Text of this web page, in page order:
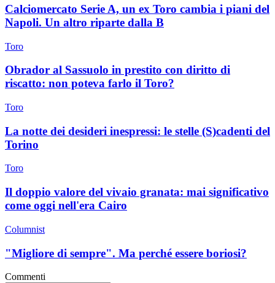
Calciomercato Serie A, un ex Toro cambia i piani del
Napoli. Un altro riparte dalla B
Toro
Obrador al Sassuolo in prestito con diritto di
riscatto: non poteva farlo il Toro?
Toro
La notte dei desideri inespressi: le stelle (S)cadenti del
Torino
Toro
Il doppio valore del vivaio granata: mai significativo
come oggi nell'era Cairo
Columnist
"Migliore di sempre". Ma perché essere boriosi?
Commenti